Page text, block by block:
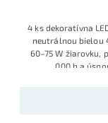
4 ks dekoratívna
neutrálnou bielou
60–75 W žiarovku,
000 h a